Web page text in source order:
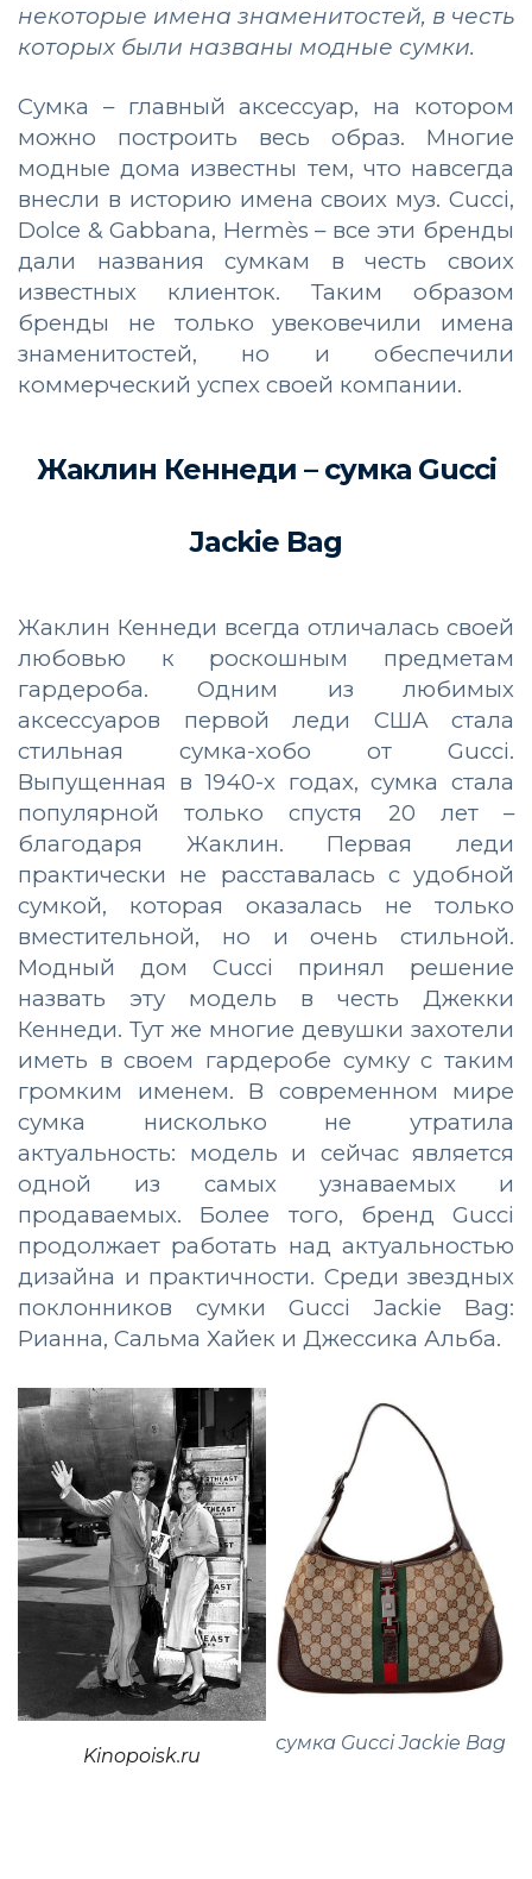
некоторые имена знаменитостей, в честь
которых были названы модные сумки.
Сумка – главный аксессуар, на котором
можно построить весь образ. Многие
модные дома известны тем, что навсегда
внесли в историю имена своих муз. Cucci,
Dolce & Gabbana, Hermès – все эти бренды
дали названия сумкам в честь своих
известных клиенток. Таким образом
бренды не только увековечили имена
знаменитостей, но и обеспечили
коммерческий успех своей компании.
Жаклин Кеннеди – сумка Gucci
Jackie Bag
Жаклин Кеннеди всегда отличалась своей
любовью к роскошным предметам
гардероба. Одним из любимых
аксессуаров первой леди США стала
стильная сумка-хобо от Gucci.
Выпущенная в 1940-х годах, сумка стала
популярной только спустя 20 лет –
благодаря Жаклин. Первая леди
практически не расставалась с удобной
сумкой, которая оказалась не только
вместительной, но и очень стильной.
Модный дом Cucci принял решение
назвать эту модель в честь Джекки
Кеннеди. Тут же многие девушки захотели
иметь в своем гардеробе сумку с таким
громким именем. В современном мире
сумка нисколько не утратила
актуальность: модель и сейчас является
одной из самых узнаваемых и
продаваемых. Более того, бренд Gucci
продолжает работать над актуальностью
дизайна и практичности. Среди звездных
поклонников сумки Gucci Jackie Bag:
Рианна, Сальма Хайек и Джессика Альба.
Kinopoisk.ru
сумка Gucci Jackie Bag